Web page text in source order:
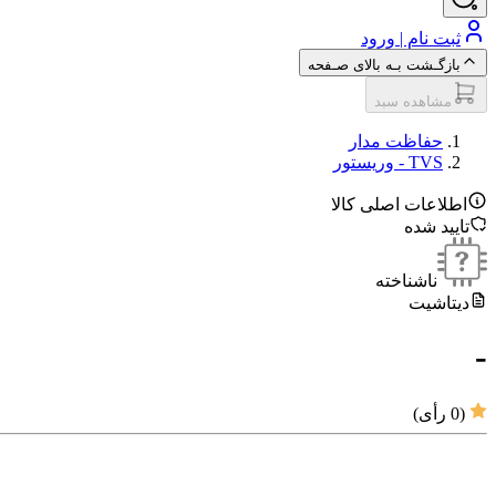
ثبت نام | ورود
بازگـشت بـه بالای صـفحه
مشاهده سبد
حفاظت مدار
TVS - وریستور
اطلاعات اصلی کالا
تایید شده
ناشناخته
دیتاشیت
-
(
0 رأی)